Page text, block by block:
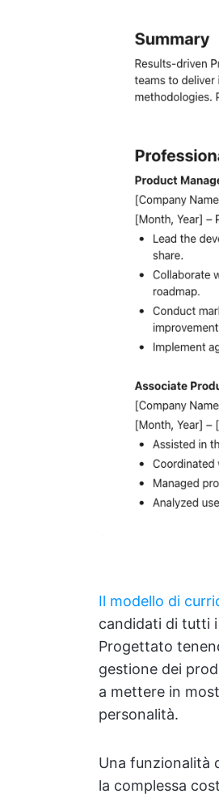
Il modello di
candidati di tutti
Progettato
gestione dei
a mettere in
personalità.
Una funzionalità
la complessa